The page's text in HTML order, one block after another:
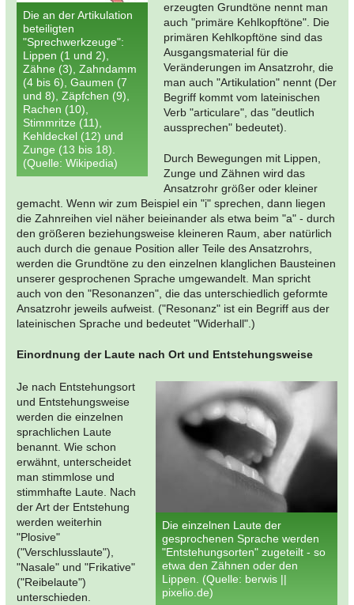
Die an der Artikulation
beteiligten
"Sprechwerkzeuge":
Lippen (1 und 2),
Zähne (3), Zahndamm
(4 bis 6), Gaumen (7
und 8), Zäpfchen (9),
Rachen (10),
Stimmritze (11),
Kehldeckel (12) und
Zunge (13 bis 18).
(Quelle: Wikipedia)
erzeugten Grundtöne nennt man
auch "primäre Kehlkopftöne". Die
primären Kehlkopftöne sind das
Ausgangsmaterial für die
Veränderungen im Ansatzrohr, die
man auch "Artikulation" nennt (Der
Begriff kommt vom lateinischen
Verb "articulare", das "deutlich
aussprechen" bedeutet).
Durch Bewegungen mit Lippen,
Zunge und Zähnen wird das
Ansatzrohr größer oder kleiner
gemacht. Wenn wir zum Beispiel ein "i" sprechen, dann liegen
die Zahnreihen viel näher beieinander als etwa beim "a" - durch
den größeren beziehungsweise kleineren Raum, aber natürlich
auch durch die genaue Position aller Teile des Ansatzrohrs,
werden die Grundtöne zu den einzelnen klanglichen Bausteinen
unserer gesprochenen Sprache umgewandelt. Man spricht
auch von den "Resonanzen", die das unterschiedlich geformte
Ansatzrohr jeweils aufweist. ("Resonanz" ist ein Begriff aus der
lateinischen Sprache und bedeutet "Widerhall".)
Einordnung der Laute nach Ort und Entstehungsweise
Die einzelnen Laute der
gesprochenen Sprache werden
"Entstehungsorten" zugeteilt - so
etwa den Zähnen oder den
Lippen. (Quelle: berwis ||
pixelio.de)
Je nach Entstehungsort
und Entstehungsweise
werden die einzelnen
sprachlichen Laute
benannt. Wie schon
erwähnt, unterscheidet
man stimmlose und
stimmhafte Laute. Nach
der Art der Entstehung
werden weiterhin
"Plosive"
("Verschlusslaute"),
"Nasale" und "Frikative"
("Reibelaute")
unterschieden.